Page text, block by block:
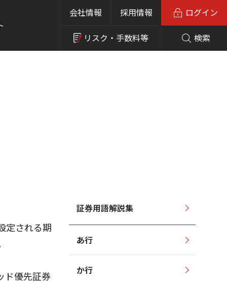
会社情報 採用情報
リスク・ 手数料等 検索
ログイン
定される期
ド優先証券
証券用語解説集
あ行
か行